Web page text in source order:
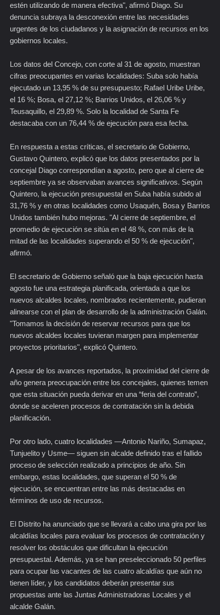
estén utilizando de manera efectiva", afirmó Diago. Su
denuncia subraya la desconexión entre las necesidades
urgentes de los ciudadanos y la asignación de recursos en los
gobiernos locales.
Los datos del Concejo, con corte al 31 de agosto, muestran
cifras preocupantes en varias localidades: Suba solo había
ejecutado un 13,95 % de su presupuesto; Rafael Uribe Uribe,
el 16 %; Bosa, el 27,12 %; Barrios Unidos, el 26,06 % y
Teusaquillo, el 29,89 %. Solo la localidad de Santa Fe
destacaba con un 76,44 % de ejecución para esa fecha.
En respuesta a estas críticas, el secretario de Gobierno,
Gustavo Quintero, explicó que los datos presentados por la
concejal Diago correspondían a agosto, pero que al cierre de
septiembre ya se observaban avances significativos. Según
Quintero, la ejecución presupuestal en Suba había subido al
31,76 % y en otras localidades como Usaquén, Bosa y Barrios
Unidos también hubo mejoras. "Al cierre de septiembre, el
promedio de ejecución se sitúa en el 48 %, con más de la
mitad de las localidades superando el 50 % de ejecución",
afirmó.
El secretario de Gobierno señaló que la baja ejecución hasta
agosto fue una estrategia planificada, orientada a que los
nuevos alcaldes locales, nombrados recientemente, pudieran
alinearse con el plan de desarrollo de la administración Galán.
"Tomamos la decisión de reservar recursos para que los
nuevos alcaldes locales tuvieran margen para implementar
proyectos prioritarios", explicó Quintero.
A pesar de los avances reportados, la proximidad del cierre de
año genera preocupación entre los concejales, quienes temen
que esta situación pueda derivar en una “feria del contrato”,
donde se aceleren procesos de contratación sin la debida
planificación.
Por otro lado, cuatro localidades —Antonio Nariño, Sumapaz,
Tunjuelito y Usme— siguen sin alcalde definido tras el fallido
proceso de selección realizado a principios de año. Sin
embargo, estas localidades, que superan el 50 % de
ejecución, se encuentran entre las más destacadas en
términos de uso de recursos.
El Distrito ha anunciado que se llevará a cabo una gira por las
alcaldías locales para evaluar los procesos de contratación y
resolver los obstáculos que dificultan la ejecución
presupuestal. Además, ya se han preseleccionado 50 perfiles
para ocupar las vacantes de las cuatro alcaldías que aún no
tienen líder, y los candidatos deberán presentar sus
propuestas ante las Juntas Administradoras Locales y el
alcalde Galán.